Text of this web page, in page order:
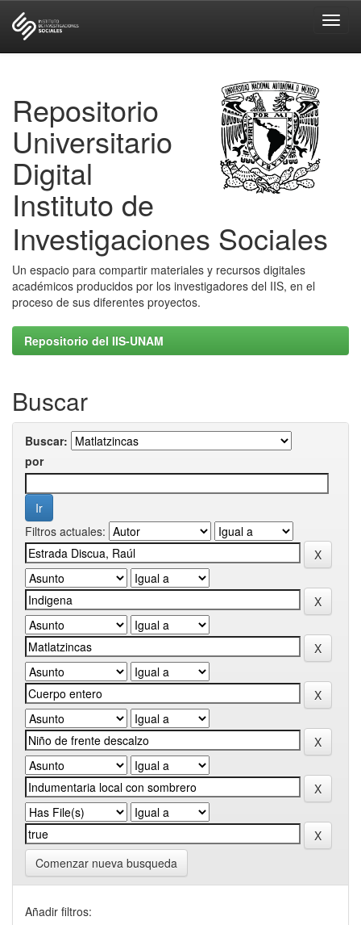
Repositorio
Universitario
Digital
Instituto de
Investigaciones Sociales
Un espacio para compartir materiales y recursos digitales
académicos producidos por los investigadores del IIS, en el
proceso de sus diferentes proyectos.
Repositorio del IIS-UNAM
Buscar
Buscar:
por
Filtros actuales:
Comenzar nueva busqueda
Añadir filtros: